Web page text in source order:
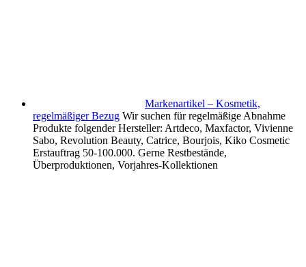
Markenartikel – Kosmetik,
regelmäßiger Bezug Wir suchen für regelmäßige Abnahme
Produkte folgender Hersteller: Artdeco, Maxfactor, Vivienne
Sabo, Revolution Beauty, Catrice, Bourjois, Kiko Cosmetic
Erstauftrag 50-100.000. Gerne Restbestände,
Überproduktionen, Vorjahres-Kollektionen